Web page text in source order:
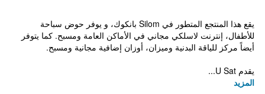
يقع هذا المنتجع المتطور في Silom بانكوك، و يوفر حوض سباحة
للأطفال، إنترنت لاسلكي مجاني في الأماكن العامة ومسبح. كما يتوفر
أيضاً مركز للياقة البدنية وميزان، أوزان إضافية مجانية ومسبح.
يقدم U Sat...
المزيد